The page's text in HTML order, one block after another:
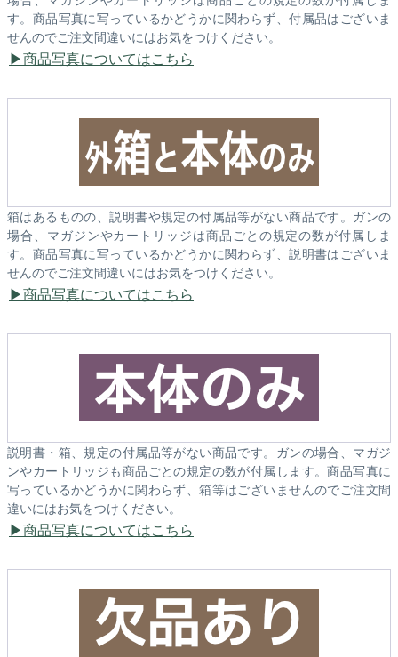
す。商品写真に写っているかどうかに関わらず、付属品はございま
せんのでご注文間違いにはお気をつけください。
商品写真についてはこちら
箱はあるものの、説明書や規定の付属品等がない商品です。ガンの
場合、マガジンやカートリッジは商品ごとの規定の数が付属しま
す。商品写真に写っているかどうかに関わらず、説明書はございま
せんのでご注文間違いにはお気をつけください。
商品写真についてはこちら
説明書・箱、規定の付属品等がない商品です。ガンの場合、マガジ
ンやカートリッジも商品ごとの規定の数が付属します。商品写真に
写っているかどうかに関わらず、箱等はございませんのでご注文間
違いにはお気をつけください。
商品写真についてはこちら